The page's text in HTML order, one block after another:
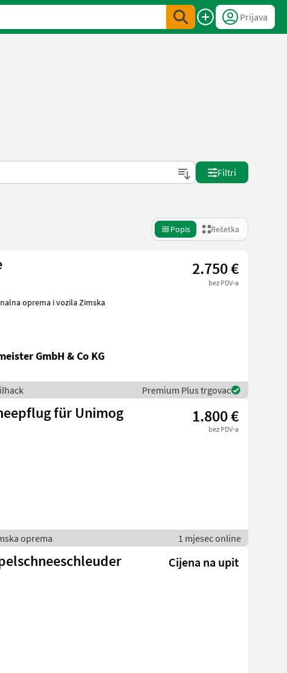
Prijava
Filtri
Popis Rešetka
2.750 €
bez PDV-a
GmbH & Co KG
Premium Plus trgovac
für Unimog
1.800 €
bez PDV-a
oprema 1 mjesec online
Cijena na upit